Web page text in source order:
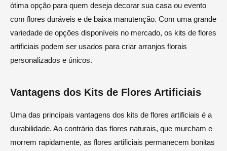
ótima opção para quem deseja decorar sua casa ou evento
com flores duráveis e de baixa manutenção. Com uma grande
variedade de opções disponíveis no mercado, os kits de flores
artificiais podem ser usados ​​para criar arranjos florais
personalizados e únicos.
Vantagens dos Kits de Flores Artificiais
Uma das principais vantagens dos kits de flores artificiais é a
durabilidade. Ao contrário das flores naturais, que murcham e
morrem rapidamente, as flores artificiais permanecem bonitas